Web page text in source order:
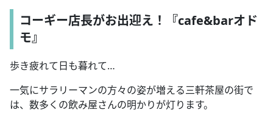
コーギー店長がお出迎え！『cafe&barオド
モ』
歩き疲れて日も暮れて…
一気にサラリーマンの方々の姿が増える三軒茶屋の街で
は、数多くの飲み屋さんの明かりが灯ります。